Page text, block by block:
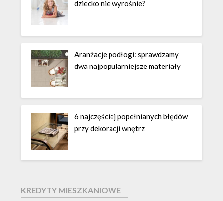
dziecko nie wyrośnie?
Aranżacje podłogi: sprawdzamy
dwa najpopularniejsze materiały
6 najczęściej popełnianych błędów
przy dekoracji wnętrz
KREDYTY MIESZKANIOWE